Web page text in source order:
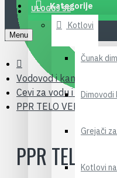
Kategorije
Kotlovi
Čunak
Grejači
Kotlovi
ULOGUJ SE
Menu
Vodovod i kanalizacija
Cevi za vodu i fiting
PPR TELO
PPR TELO